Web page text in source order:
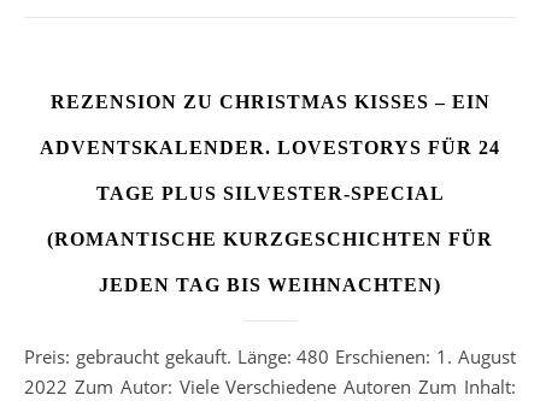
REZENSION ZU CHRISTMAS KISSES – EIN
ADVENTSKALENDER. LOVESTORYS FÜR 24
TAGE PLUS SILVESTER-SPECIAL
(ROMANTISCHE KURZGESCHICHTEN FÜR
JEDEN TAG BIS WEIHNACHTEN)
Preis: gebraucht gekauft. Länge: 480 Erschienen: 1. August
2022 Zum Autor: Viele Verschiedene Autoren Zum Inhalt: